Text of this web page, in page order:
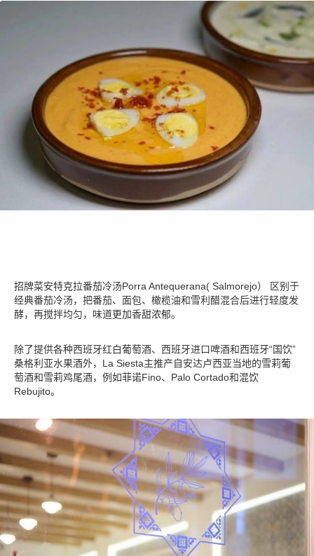
招牌菜安特克拉番茄冷汤Porra Antequerana( Salmorejo） 区别于
经典番茄冷汤，把番茄、面包、橄榄油和雪利醋混合后进行轻度发
酵，再搅拌均匀，味道更加香甜浓郁。
除了提供各种西班牙红白葡萄酒、西班牙进口啤酒和西班牙“国饮”
桑格利亚水果酒外，La Siesta主推产自安达卢西亚当地的雪莉葡
萄酒和雪莉鸡尾酒，例如菲诺Fino、Palo Cortado和混饮
Rebujito。